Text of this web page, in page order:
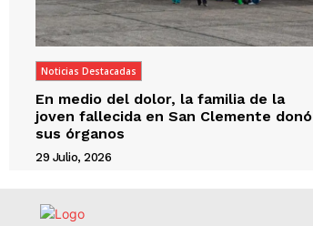
Noticias Destacadas
En medio del dolor, la familia de la
joven fallecida en San Clemente donó
sus órganos
29 Julio, 2026